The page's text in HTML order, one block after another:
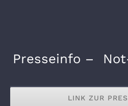
Presseinfo –
LINK ZUR